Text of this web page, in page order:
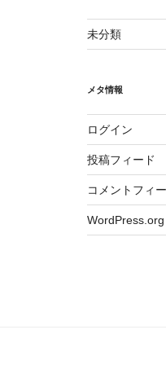
未分類
メタ情報
ログイン
投稿フィード
コメントフィ
WordPress.org